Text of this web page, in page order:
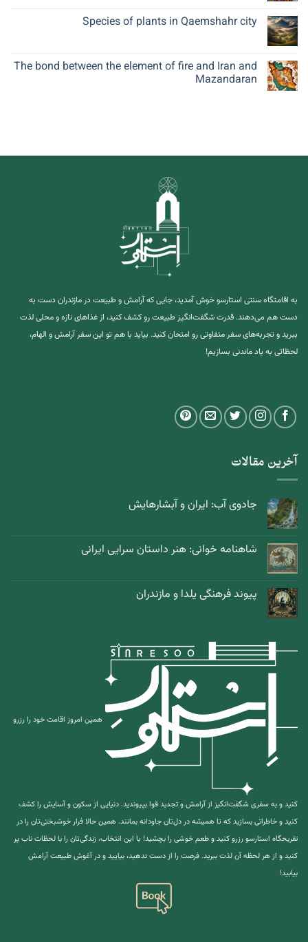
Species of plants in Qaemshahr city
The bond between the element of fire and Iran and
Mazandaran
به اقامتگاه سنتی استارسو خوش آمدید، جایی که آرامش و طبیعت در مازندران دست به
دست هم می‌دهند. قدرت شگفت‌انگیز طبیعت رو کشف کنید، از غذاهای تازه و محلی لذت
ببرید و تجربه‌های سفر متفاوتی رو امتحان کنید. بیاید با هم تو این سفر آرامش و الهام،
لحظاتی به یاد ماندنی بسازیم!
آخرین مقالات
جادوی آب: ایران و آبشارهایش
شاهنامه خوانی: هنر داستان سرایی ایرانی
پیوند فرهنگی یلدا و مازندران
همین امروز اقامت خود را رزرو
کنید و به سفری شگفت‌انگیز از آرامش و تجدید قوا بپیوندید. دنیایی از سکون و آسایش را کشف
کنید و خاطراتی بسازید که تا همیشه در دل‌تان جاودانه بمانند. همین حالا فرار خوشبختی‌تان را در
تفریحگاه استارسو رزرو کنید و طعم خوشی را بچشید! با این انتخاب، زندگی‌تان را با لحظات ناب پر
کنید و از هر لحظه آن لذت ببرید. فرصت را از دست ندهید، بیایید و در آغوش طبیعت آرامش
بیابید!